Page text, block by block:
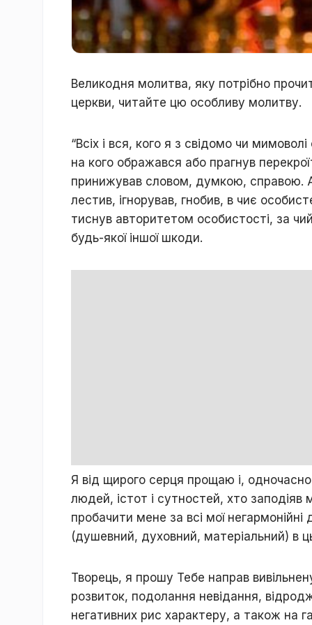
Великодня молитва, яку потрібно
церкви, читайте цю особливу молитву.
“Всіх і вся, кого я з свідомо чи
на кого ображався або прагнув
принижував словом, думкою, справою.
лестив, ігнорував, гнобив, в чиє
тиснув авторитетом особистості, за
будь-якої іншої шкоди.
Я від щирого серця прощаю і,
людей, істот і сутностей, хто
пробачити мене за всі мої негармонійні
(душевний, духовний, матеріальний) в
Творець, я прошу Тебе направ
розвиток, подолання невідання,
негативних рис характеру, а також на